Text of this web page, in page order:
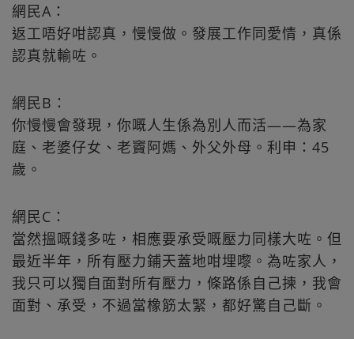
網民A：
返工唔好咁認真，慢慢做。發展工作同愛情，真係
認真就輸咗。
網民B：
你慢慢會發現，你嘅人生係為別人而活——為家
庭、老婆仔女、老竇阿媽、外父外母。利申：45
歲。
網民C：
當然搵嘅錢多咗，相應要承受嘅壓力同樣大咗。但
最近半年，所有壓力鋪天蓋地咁埋嚟。為咗家人，
我只可以獨自面對所有壓力，條路係自己揀，我會
面對、承受，不過當橡筋太緊，都好驚自己斷。